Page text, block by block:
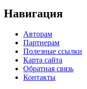
Навигация
Авторам
Партнерам
Полезные ссылки
Карта сайта
Обратная связь
Контакты